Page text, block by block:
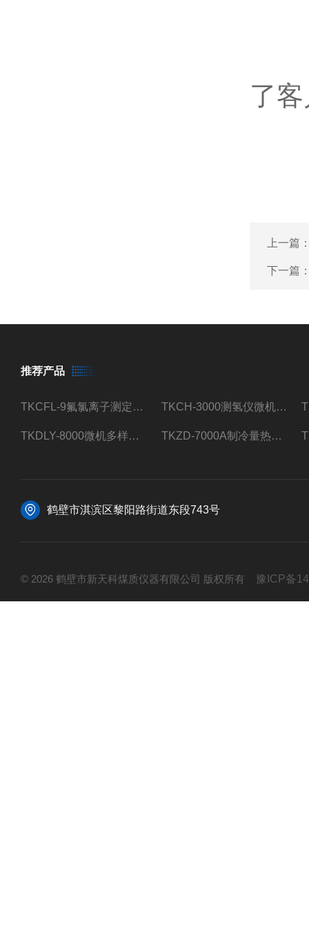
了
上一篇
下一篇
推荐产品
TKCFL-9氟氯离子测定仪自动煤质检测 TKCH-3000测氢仪微机氢元素测定煤质检测
TKDLY-8000微机多样测硫仪自动定硫仪化验室硫含量测定 TKZD-7000A制冷量热仪自动升降热值仪煤质检测
鹤壁市淇滨区黎阳路街道东段743号
© 2026 鹤壁市新天科煤质仪器有限公司 版权所有 豫ICP备